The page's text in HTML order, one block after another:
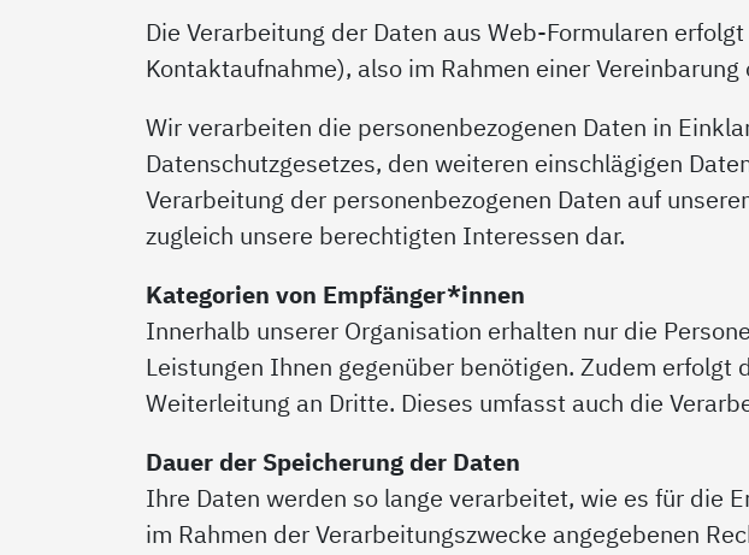
Die Verarbeitung der Daten aus Web-Formularen
Kontaktaufnahme), also im Rahmen einer
Wir verarbeiten die personenbezogenen Daten in
Datenschutzgesetzes, den weiteren einschlägigen
Verarbeitung der personenbezogenen Daten auf
zugleich unsere berechtigten Interessen dar.
Kategorien von Empfänger*innen
Innerhalb unserer Organisation erhalten nur die
Leistungen Ihnen gegenüber benötigen. Zudem
Weiterleitung an Dritte. Dieses umfasst auch die
Dauer der Speicherung der Daten
Ihre Daten werden so lange verarbeitet, wie es für die
im Rahmen der Verarbeitungszwecke angegebenen